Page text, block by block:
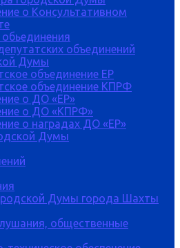
о Консультативном
объединений
Думы
объединение ЕР
объединение КПРФ
о ДО «ЕР»
о ДО «КПРФ»
о наградах ДО «ЕР»
Думы
Думы города Шахты
общественные